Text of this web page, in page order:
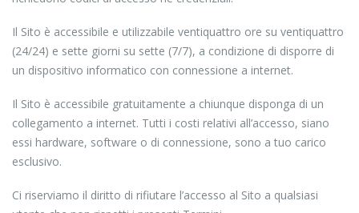
Il Sito è accessibile e utilizzabile ventiquattro ore su ventiquattro
(24/24) e sette giorni su sette (7/7), a condizione di disporre di
un dispositivo informatico con connessione a internet.
Il Sito è accessibile gratuitamente a chiunque disponga di un
collegamento a internet. Tutti i costi relativi all’accesso, siano
essi hardware, software o di connessione, sono a tuo carico
esclusivo.
Ci riserviamo il diritto di rifiutare l’accesso al Sito a qualsiasi